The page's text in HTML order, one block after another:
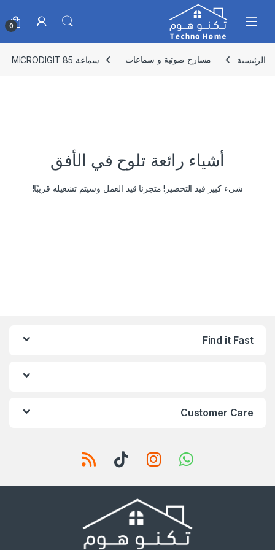
Skip to navigation
Skip to content
0
الرئيسية مسارح صوتية و سماعات سماعة 85 MICRODIGIT
أشياء رائعة تلوح في الأفق
شيء كبير قيد التحضير! متجرنا قيد العمل وسيتم تشغيله قريبًا!
Find it Fast
Customer Care